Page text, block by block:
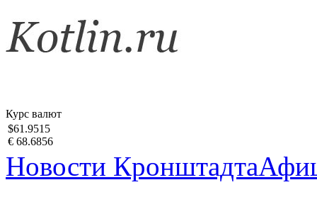
Курс валют
$61.9515
€ 68.6856
Новости Кронштадта